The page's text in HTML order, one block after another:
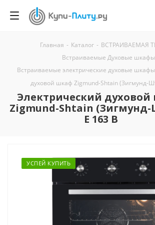
Главная - Каталог - ВСТРАИВАЕМАЯ
Встраиваемые Духовые шкафы
Встраиваемые электрические духовые шкафы
духовой шкаф Zigmund-Shtain (Зигмунд-
Электрический
Zigmund-Shtain
E 163 B
УСПЕЙ КУПИТЬ